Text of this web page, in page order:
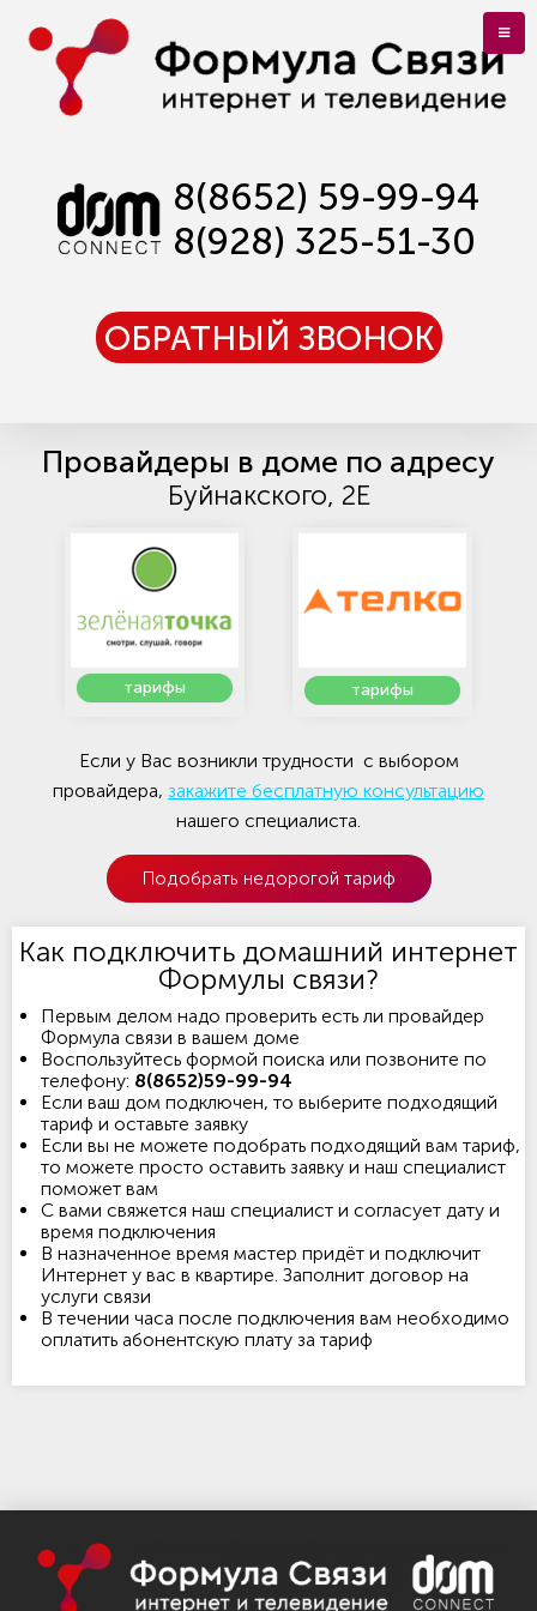
8(8652) 59-99-94
8(928) 325-51-30
ОБРАТНЫЙ ЗВОНОК
Провайдеры в доме по адресу
Буйнакского, 2Е
тарифы тарифы
Если у Вас возникли трудности с выбором
провайдера, закажите бесплатную консультацию
нашего специалиста.
Подобрать недорогой тариф
Как подключить домашний интернет
Формулы связи?
Первым делом надо проверить есть ли провайдер
Формула связи в вашем доме
Воспользуйтесь формой поиска или позвоните по
телефону: 8(8652)59-99-94
Если ваш дом подключен, то выберите подходящий
тариф и оставьте заявку
Если вы не можете подобрать подходящий вам тариф,
то можете просто оставить заявку и наш специалист
поможет вам
С вами свяжется наш специалист и согласует дату и
время подключения
В назначенное время мастер придёт и подключит
Интернет у вас в квартире. Заполнит договор на
услуги связи
В течении часа после подключения вам необходимо
оплатить абонентскую плату за тариф